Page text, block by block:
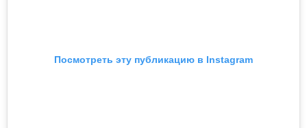
Посмотреть эту публикацию в Instagram